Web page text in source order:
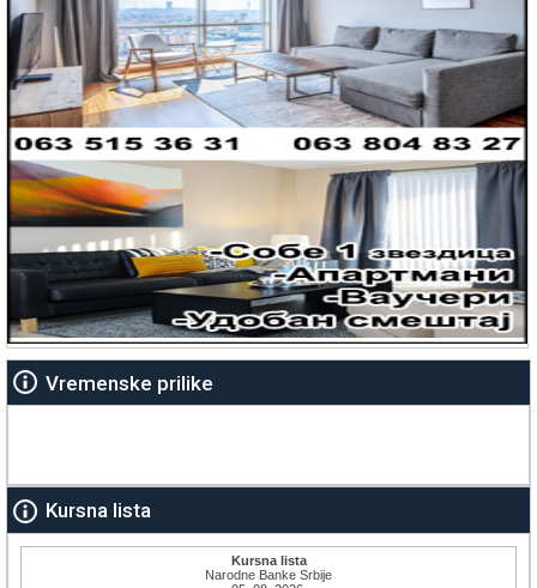
Vremenske prilike
Kursna lista